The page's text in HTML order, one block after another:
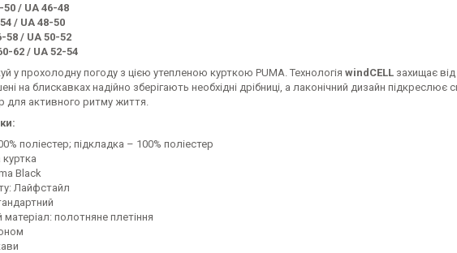
50 / UA 46-48
/ UA 48-50
58 / UA 50-52
62 / UA 52-54
у прохолодну погоду з цією утепленою курткою PUMA. Технологія windCELL захищає
на блискавках надійно зберігають необхідні дрібниці, а лаконічний дизайн підкреслює
для активного ритму життя.
поліестер; підкладка – 100% поліестер
Black
Лайфстайл
полотняне плетіння